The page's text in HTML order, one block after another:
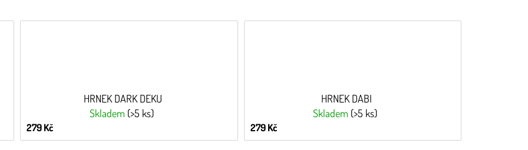
HRNEK DARK DEKU
Skladem (>5 ks)
279 Kč
HRNEK DABI
Skladem (>5 ks)
279 Kč